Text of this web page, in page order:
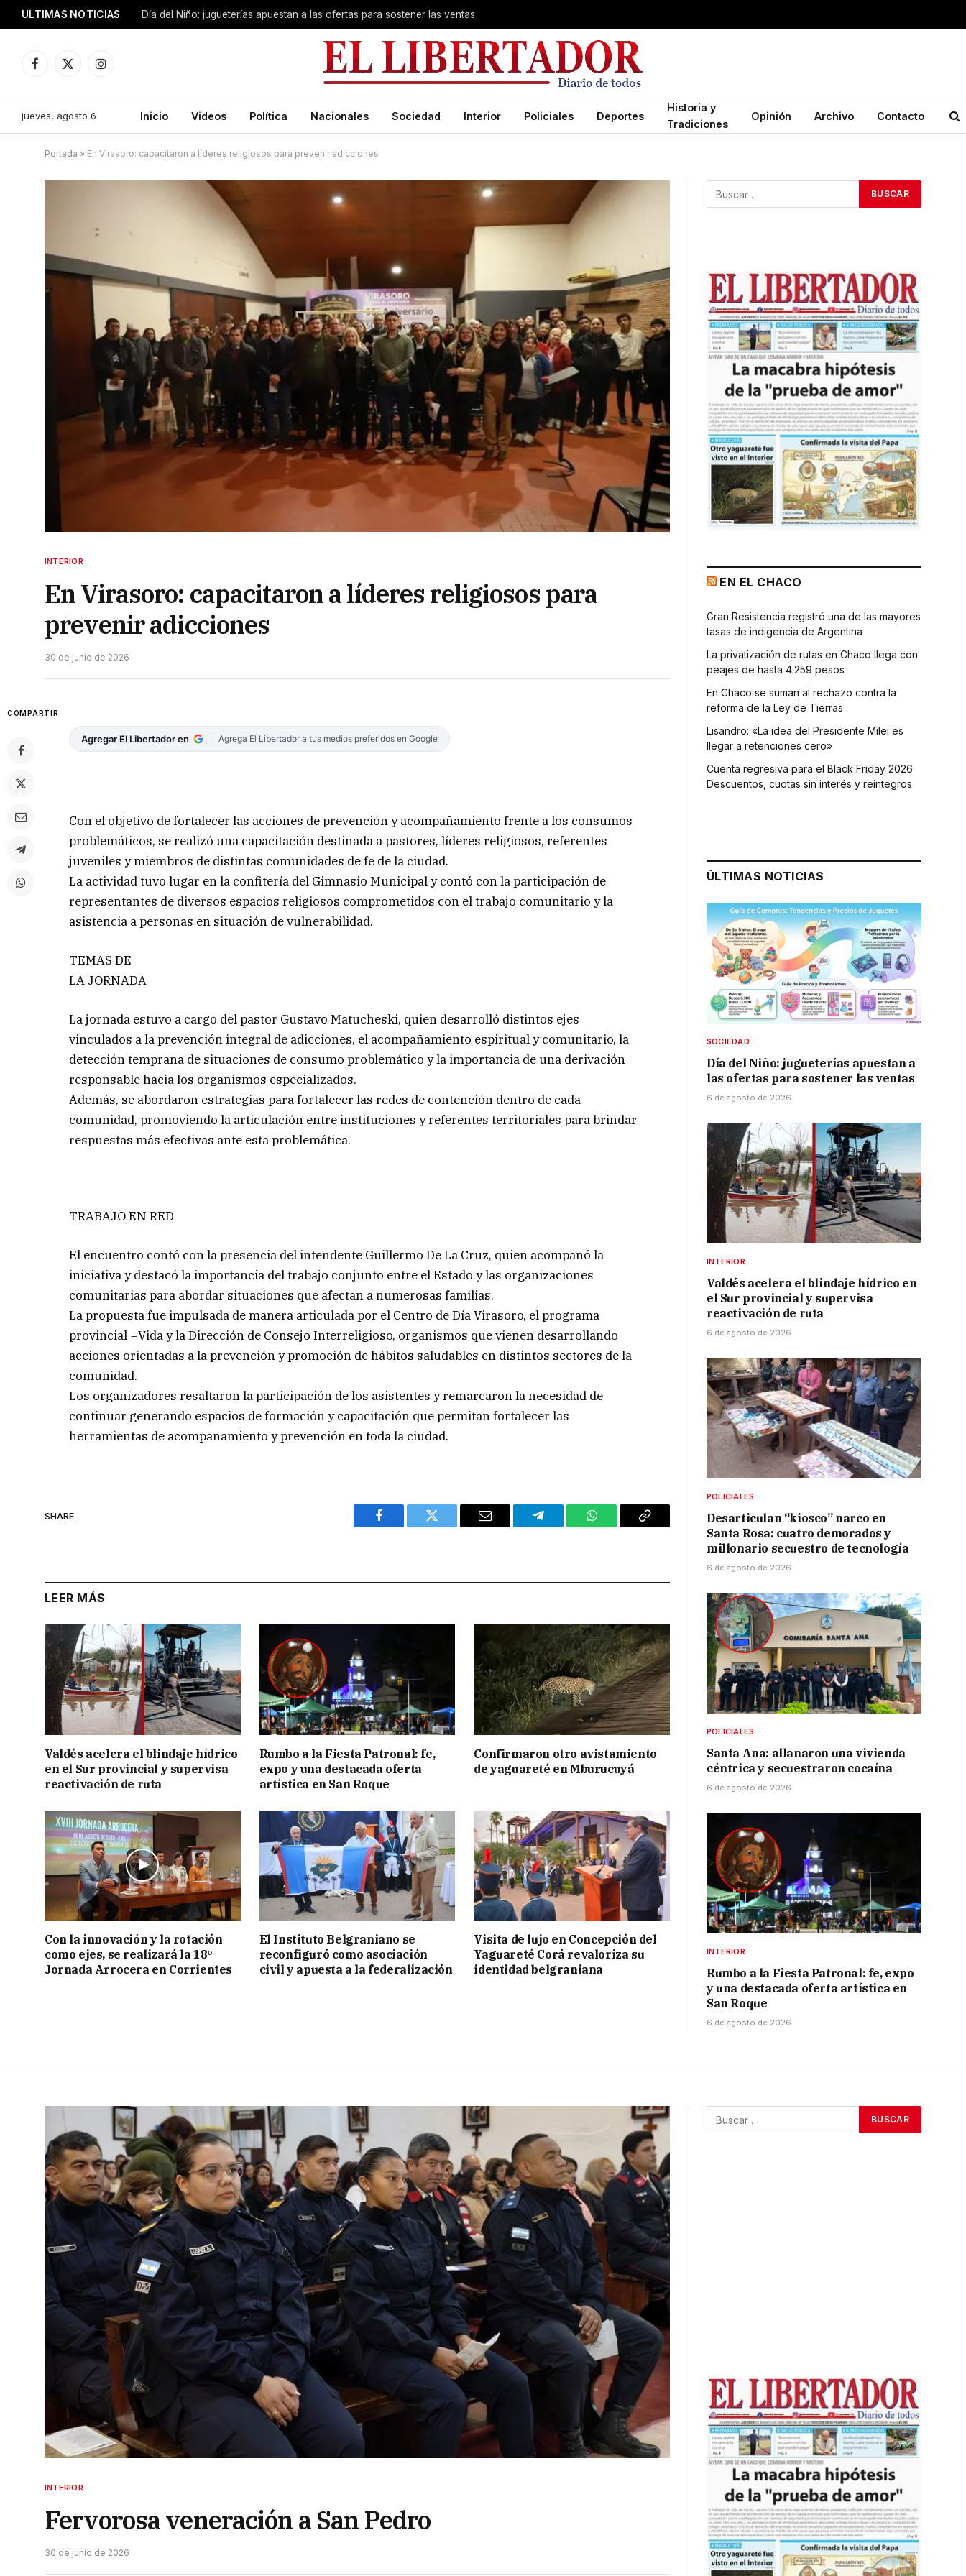
ULTIMAS NOTICIAS Día del Niño: jugueterías apuestan a las ofertas para sostener las ventas
Facebook
X
Instagram
jueves, agosto 6 Inicio Videos Política Nacionales Sociedad Interior Policiales Deportes
Historia y
Tradiciones
Opinión Archivo Contacto
Portada » En Virasoro: capacitaron a líderes religiosos para prevenir adicciones
INTERIOR
En Virasoro: capacitaron a líderes religiosos para
prevenir adicciones
30 de junio de 2026
COMPARTIR
Agregar El Libertador en Agrega El Libertador a tus medios preferidos en Google
Con el objetivo de fortalecer las acciones de prevención y acompañamiento frente a los consumos
problemáticos, se realizó una capacitación destinada a pastores, líderes religiosos, referentes
juveniles y miembros de distintas comunidades de fe de la ciudad.
La actividad tuvo lugar en la confitería del Gimnasio Municipal y contó con la participación de
representantes de diversos espacios religiosos comprometidos con el trabajo comunitario y la
asistencia a personas en situación de vulnerabilidad.
TEMAS DE
LA JORNADA
La jornada estuvo a cargo del pastor Gustavo Matucheski, quien desarrolló distintos ejes
vinculados a la prevención integral de adicciones, el acompañamiento espiritual y comunitario, la
detección temprana de situaciones de consumo problemático y la importancia de una derivación
responsable hacia los organismos especializados.
Además, se abordaron estrategias para fortalecer las redes de contención dentro de cada
comunidad, promoviendo la articulación entre instituciones y referentes territoriales para brindar
respuestas más efectivas ante esta problemática.
TRABAJO EN RED
El encuentro contó con la presencia del intendente Guillermo De La Cruz, quien acompañó la
iniciativa y destacó la importancia del trabajo conjunto entre el Estado y las organizaciones
comunitarias para abordar situaciones que afectan a numerosas familias.
La propuesta fue impulsada de manera articulada por el Centro de Día Virasoro, el programa
provincial +Vida y la Dirección de Consejo Interreligioso, organismos que vienen desarrollando
acciones orientadas a la prevención y promoción de hábitos saludables en distintos sectores de la
comunidad.
Los organizadores resaltaron la participación de los asistentes y remarcaron la necesidad de
continuar generando espacios de formación y capacitación que permitan fortalecer las
herramientas de acompañamiento y prevención en toda la ciudad.
SHARE.
Facebook Twitter Email Telegram WhatsAppCopy
LEER MÁS
Valdés acelera el blindaje hídrico
en el Sur provincial y supervisa
reactivación de ruta
Rumbo a la Fiesta Patronal: fe,
expo y una destacada oferta
artística en San Roque
Confirmaron otro avistamiento
de yaguareté en Mburucuyá
Con la innovación y la rotación
como ejes, se realizará la 18º
Jornada Arrocera en Corrientes
El Instituto Belgraniano se
reconfiguró como asociación
civil y apuesta a la federalización
Visita de lujo en Concepción del
Yaguareté Corá revaloriza su
identidad belgraniana
EN EL CHACO
Gran Resistencia registró una de las mayores
tasas de indigencia de Argentina
La privatización de rutas en Chaco llega con
peajes de hasta 4.259 pesos
En Chaco se suman al rechazo contra la
reforma de la Ley de Tierras
Lisandro: «La idea del Presidente Milei es
llegar a retenciones cero»
Cuenta regresiva para el Black Friday 2026:
Descuentos, cuotas sin interés y reintegros
ÚLTIMAS NOTICIAS
SOCIEDAD
Día del Niño: jugueterías apuestan a
las ofertas para sostener las ventas
6 de agosto de 2026
INTERIOR
Valdés acelera el blindaje hídrico en
el Sur provincial y supervisa
reactivación de ruta
6 de agosto de 2026
POLICIALES
Desarticulan “kiosco” narco en
Santa Rosa: cuatro demorados y
millonario secuestro de tecnología
6 de agosto de 2026
POLICIALES
Santa Ana: allanaron una vivienda
céntrica y secuestraron cocaína
6 de agosto de 2026
INTERIOR
Rumbo a la Fiesta Patronal: fe, expo
y una destacada oferta artística en
San Roque
6 de agosto de 2026
INTERIOR
Fervorosa veneración a San Pedro
30 de junio de 2026